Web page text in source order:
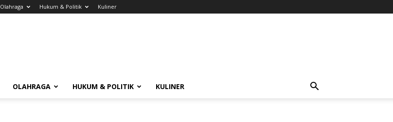
Olahraga Hukum & Politik Kuliner
OLAHRAGA HUKUM & POLITIK KULINER